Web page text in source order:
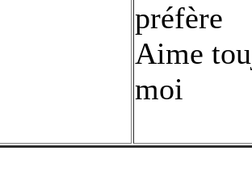
préfère
Aime
moi